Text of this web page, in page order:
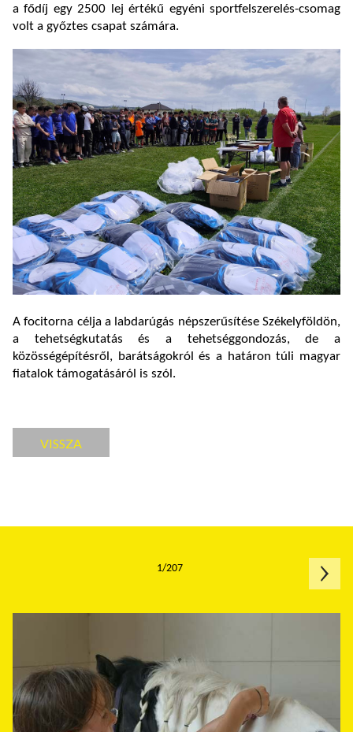
a fődíj egy 2500 lej értékű egyéni sportfelszerelés-csomag
volt a győztes csapat számára.
A focitorna célja a labdarúgás népszerűsítése Székelyföldön,
a tehetségkutatás és a tehetséggondozás, de a
közösségépítésről, barátságokról és a határon túli magyar
fiatalok támogatásáról is szól.
VISSZA
1/207